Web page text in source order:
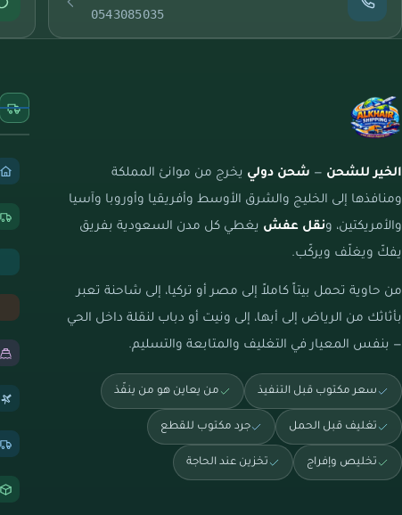
0543085035
الخير للشحن — شحن دولي يخرج من موانئ المملكة
ومنافذها إلى الخليج والشرق الأوسط وأفريقيا وأوروبا وآسيا
والأمريكتين، ونقل عفش يغطي كل مدن السعودية بفريق
يفكّ ويغلّف ويركّب.
من حاوية تحمل بيتاً كاملاً إلى مصر أو تركيا، إلى شاحنة تعبر
بأثاثك من الرياض إلى أبها، إلى ونيت أو دباب لنقلة داخل الحي
— بنفس المعيار في التغليف والمتابعة والتسليم.
سعر مكتوب قبل التنفيذ من يعاين هو من ينفّذ
تغليف قبل الحمل جرد مكتوب للقطع
تخليص وإفراج تخزين عند الحاجة